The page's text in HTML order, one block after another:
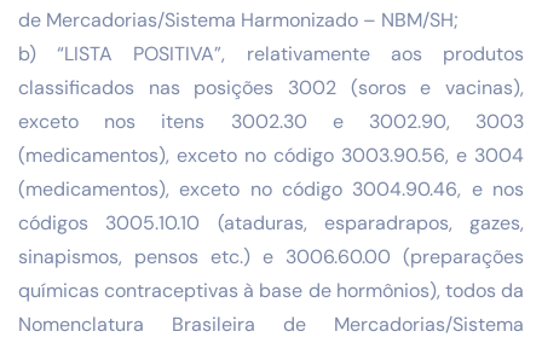
de Mercadorias/Sistema Harmonizado – NBM/SH;
b) “LISTA POSITIVA”, relativamente aos produtos
classificados nas posições 3002 (soros e vacinas),
exceto nos itens 3002.30 e 3002.90, 3003
(medicamentos), exceto no código 3003.90.56, e 3004
(medicamentos), exceto no código 3004.90.46, e nos
códigos 3005.10.10 (ataduras, esparadrapos, gazes,
sinapismos, pensos etc.) e 3006.60.00 (preparações
químicas contraceptivas à base de hormônios), todos da
Nomenclatura Brasileira de Mercadorias/Sistema